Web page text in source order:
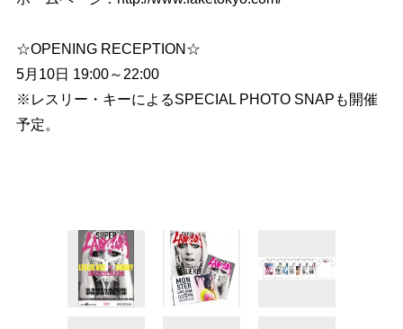
☆OPENING RECEPTION☆
5月10日 19:00～22:00
※レスリー・キーによるSPECIAL PHOTO SNAPも開催
予定。